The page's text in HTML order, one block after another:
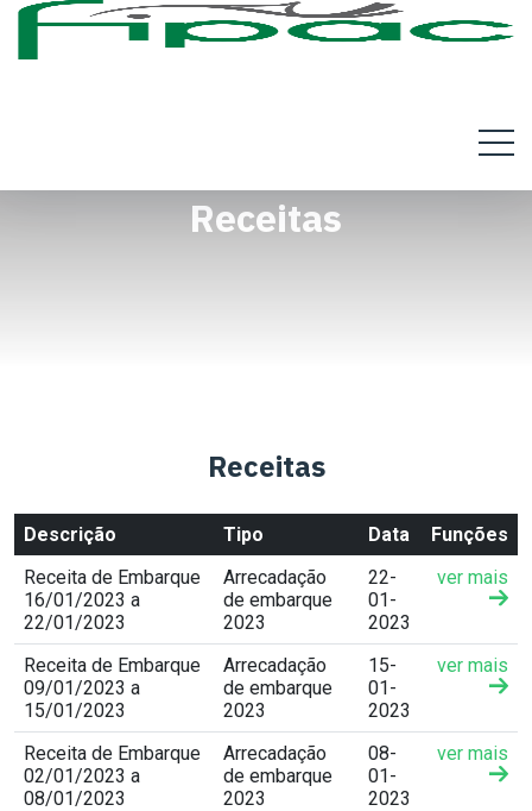
Receitas
Receitas
Descrição Tipo Data
Funções
Receita de Embarque
16/01/2023 a
22/01/2023
Arrecadação
de embarque
2023
22-
01-
2023
ver mais
Receita de Embarque
09/01/2023 a
15/01/2023
Arrecadação
de embarque
2023
15-
01-
2023
ver mais
Receita de Embarque
02/01/2023 a
08/01/2023
Arrecadação
de embarque
2023
08-
01-
2023
ver mais